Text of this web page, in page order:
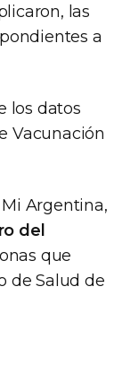
las
a
los datos
Vacunación
Argentina,
del
que
de Salud de